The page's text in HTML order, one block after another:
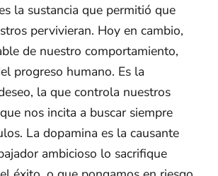
la sustancia que permitió que
pervivieran. Hoy en cambio,
de nuestro comportamiento,
progreso humano. Es la
la que controla nuestros
nos incita a buscar siempre
La dopamina es la causante
ambicioso lo sacrifique